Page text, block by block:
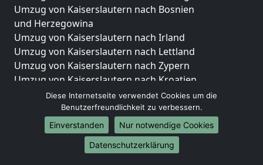
Umzug von Kaiserslautern nach Bosnien
und Herzegowina
Umzug von Kaiserslautern nach Irland
Umzug von Kaiserslautern nach Lettland
Umzug von Kaiserslautern nach Zypern
Umzug von Kaiserslautern nach Kroatien
Umzug von Kaiserslautern nach Estland
Umzug von Kaiserslautern nach Finnland
Umzug von Kaiserslautern nach Frankreich
Umzug von Kaiserslautern nach Griechenland
Umzug von Kaiserslautern nach Italien
Diese Internetseite verwendet Cookies um die
Benutzerfreundlichkeit zu verbessern.
Einverstanden
Nur notwendige Cookies
Datenschutzerklärung